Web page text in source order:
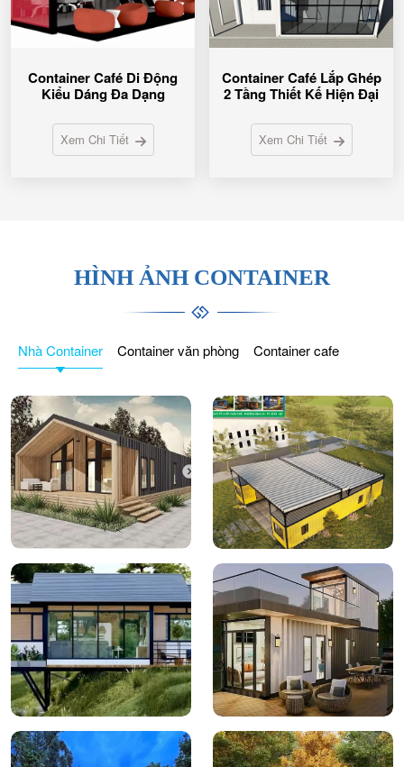
Container Café Di Động
Kiểu Dáng Đa Dạng
Xem Chi Tiết
Container Café Lắp Ghép
2 Tầng Thiết Kế Hiện Đại
Xem Chi Tiết
HÌNH ẢNH CONTAINER
Nhà Container Container văn phòng Container cafe